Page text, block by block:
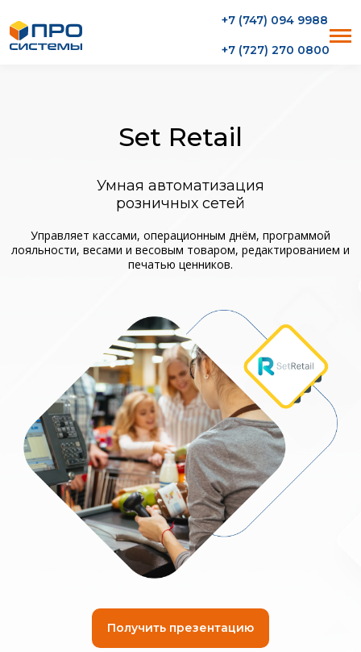
+7 (747) 094 9988
+7 (727) 270 0800
Set Retail
Умная автоматизация
розничных сетей
Управляет кассами, операционным днём, программой
лояльности, весами и весовым товаром, редактированием и
печатью ценников.
Получить презентацию